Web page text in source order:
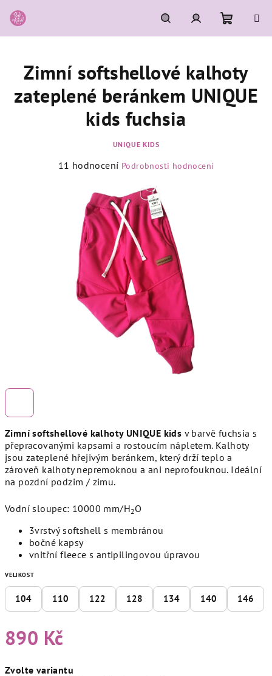
na
obsah
HledatPřihlášeníNákupní
košík
Zimní softshellové kalhoty UNIQUE kids v barvě fuchsia s
přepracovanými kapsami a rostoucím nápletem. Kalhoty
jsou zateplené hřejivým beránkem, který drží teplo a
zároveň kalhoty nepremoknou a ani neprofouknou. Ideální
na pozdní podzim / zimu.
Vodní sloupec: 10000 mm/H2O
3vrstvý softshell s membránou
bočné kapsy
vnitřní fleece s antipilingovou úpravou
VELIKOST
104 110 122 128 134 140 146
890 Kč
cena:
Zvolte variantu
Zimní softshellové kalhoty
zateplené beránkem UNIQUE
kids fuchsia
UNIQUE KIDS
Průměrné
produktu
hvězdiček.
11 hodnocení Podrobnosti hodnocení